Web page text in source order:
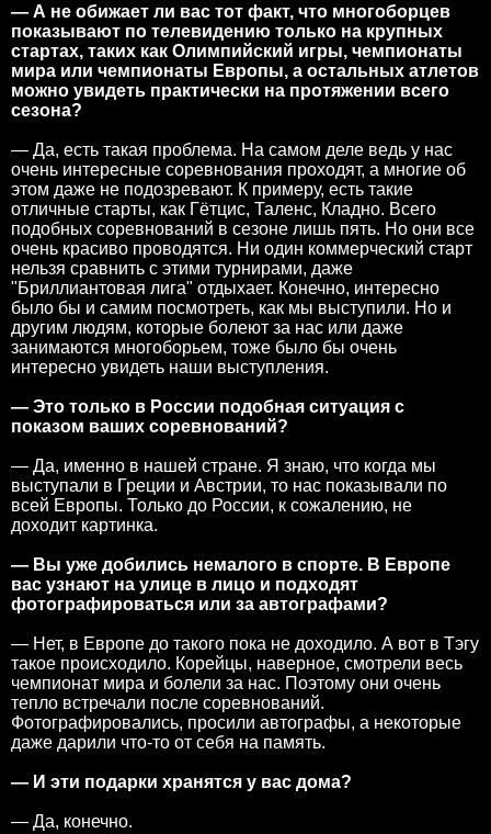
— А не обижает ли вас тот факт, что многоборцев
показывают по телевидению только на крупных
стартах, таких как Олимпийский игры, чемпионаты
мира или чемпионаты Европы, а остальных атлетов
можно увидеть практически на протяжении всего
сезона?
— Да, есть такая проблема. На самом деле ведь у нас
очень интересные соревнования проходят, а многие об
этом даже не подозревают. К примеру, есть такие
отличные старты, как Гётцис, Таленс, Кладно. Всего
подобных соревнований в сезоне лишь пять. Но они все
очень красиво проводятся. Ни один коммерческий старт
нельзя сравнить с этими турнирами, даже
"Бриллиантовая лига" отдыхает. Конечно, интересно
было бы и самим посмотреть, как мы выступили. Но и
другим людям, которые болеют за нас или даже
занимаются многоборьем, тоже было бы очень
интересно увидеть наши выступления.
— Это только в России подобная ситуация с
показом ваших соревнований?
— Да, именно в нашей стране. Я знаю, что когда мы
выступали в Греции и Австрии, то нас показывали по
всей Европы. Только до России, к сожалению, не
доходит картинка.
— Вы уже добились немалого в спорте. В Европе
вас узнают на улице в лицо и подходят
фотографироваться или за автографами?
— Нет, в Европе до такого пока не доходило. А вот в Тэгу
такое происходило. Корейцы, наверное, смотрели весь
чемпионат мира и болели за нас. Поэтому они очень
тепло встречали после соревнований.
Фотографировались, просили автографы, а некоторые
даже дарили что-то от себя на память.
— И эти подарки хранятся у вас дома?
— Да, конечно.